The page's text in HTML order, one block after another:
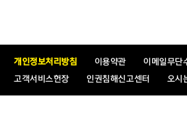
개인정보처리방침 이용약관
이메일무단
고객서비스헌장
인권침해신고센터 오시